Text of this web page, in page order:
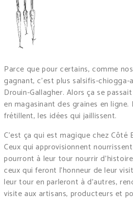
Parce que pour certains, comme
gagnant, c’est plus salsifis-
Drouin-Gallagher. Alors ça se
en magasinant des graines en ligne.
frétillent, les idées qui jaillissent.
C’est ça qui est magique chez
Ceux qui approvisionnent
pourront à leur tour nourrir
ceux qui feront l’honneur de leur
leur tour en parleront à d’autres,
visite aux artisans, producteurs et